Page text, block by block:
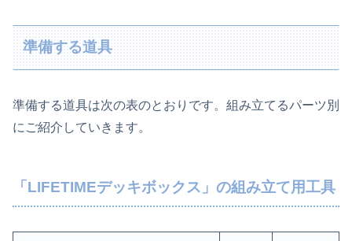
準備する道具
準備する道具は次の表のとおりです。組み立てるパーツ別
にご紹介していきます。
「LIFETIMEデッキボックス」の組み立て用工具